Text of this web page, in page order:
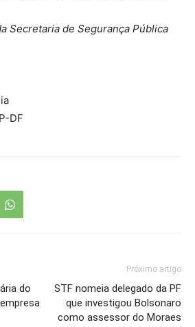
Secretaria de Segurança Pública
DF
do
Próximo artigo
STF nomeia delegado da PF
que investigou Bolsonaro
como assessor do Moraes